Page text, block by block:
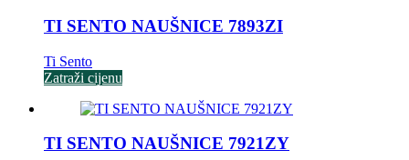
TI SENTO NAUŠNICE 7893ZI
Ti Sento
Zatraži cijenu
TI SENTO NAUŠNICE 7921ZY